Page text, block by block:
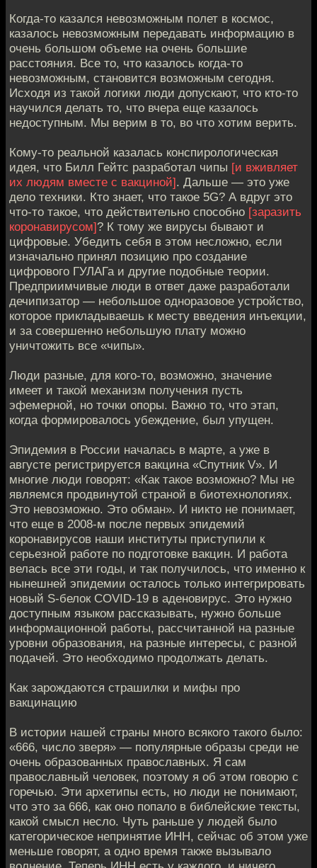
Когда-то казался невозможным полет в космос,
казалось невозможным передавать информацию в
очень большом объеме на очень большие
расстояния. Все то, что казалось когда-то
невозможным, становится возможным сегодня.
Исходя из такой логики люди допускают, что кто-то
научился делать то, что вчера еще казалось
недоступным. Мы верим в то, во что хотим верить.
Кому-то реальной казалась конспирологическая
идея, что Билл Гейтс разработал чипы [и вживляет
их людям вместе с вакциной]. Дальше — это уже
дело техники. Кто знает, что такое 5G? А вдруг это
что-то такое, что действительно способно [заразить
коронавирусом]? К тому же вирусы бывают и
цифровые. Убедить себя в этом несложно, если
изначально принял позицию про создание
цифрового ГУЛАГа и другие подобные теории.
Предприимчивые люди в ответ даже разработали
дечипизатор — небольшое одноразовое устройство,
которое прикладываешь к месту введения инъекции,
и за совершенно небольшую плату можно
уничтожить все «чипы».
Люди разные, для кого-то, возможно, значение
имеет и такой механизм получения пусть
эфемерной, но точки опоры. Важно то, что этап,
когда формировалось убеждение, был упущен.
Эпидемия в России началась в марте, а уже в
августе регистрируется вакцина «Спутник V». И
многие люди говорят: «Как такое возможно? Мы не
являемся продвинутой страной в биотехнологиях.
Это невозможно. Это обман». И никто не понимает,
что еще в 2008-м после первых эпидемий
коронавирусов наши институты приступили к
серьезной работе по подготовке вакцин. И работа
велась все эти годы, и так получилось, что именно к
нынешней эпидемии осталось только интегрировать
новый S-белок COVID-19 в аденовирус. Это нужно
доступным языком рассказывать, нужно больше
информационной работы, рассчитанной на разные
уровни образования, на разные интересы, с разной
подачей. Это необходимо продолжать делать.
Как зарождаются страшилки и мифы про
вакцинацию
В истории нашей страны много всякого такого было:
«666, число зверя» — популярные образы среди не
очень образованных православных. Я сам
православный человек, поэтому я об этом говорю с
горечью. Эти архетипы есть, но люди не понимают,
что это за 666, как оно попало в библейские тексты,
какой смысл несло. Чуть раньше у людей было
категорическое непринятие ИНН, сейчас об этом уже
меньше говорят, а одно время также вызывало